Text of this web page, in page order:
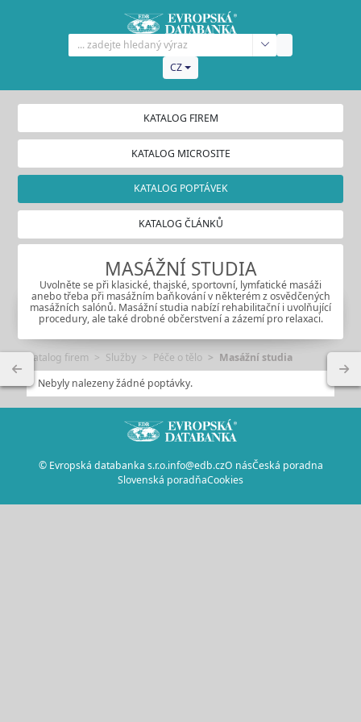
CZ
KATALOG FIREM
KATALOG MICROSITE
KATALOG POPTÁVEK
KATALOG ČLÁNKŮ
MASÁŽNÍ STUDIA
Uvolněte se při klasické, thajské, sportovní, lymfatické masáži
anebo třeba při masážním baňkování v některém z osvědčených
masážních salónů. Masážní studia nabízí rehabilitační i uvolňující
procedury, ale také drobné občerstvení a zázemí pro relaxaci.
Katalog firem Služby Péče o tělo
Masážní studia
Nebyly nalezeny žádné poptávky.
© Evropská databanka s.r.o.info@edb.czO násČeská poradna
Slovenská poradňaCookies